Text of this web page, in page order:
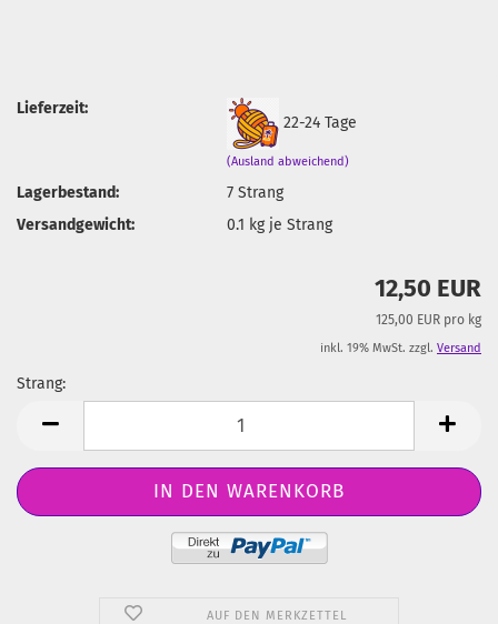
Lieferzeit:
22-24 Tage
(Ausland abweichend)
Lagerbestand: 7Strang
Versandgewicht:
0.1 kg je Strang
12,50 EUR
125,00 EUR pro kg
inkl. 19% MwSt. zzgl. Versand
Strang:
AUF DEN MERKZETTEL